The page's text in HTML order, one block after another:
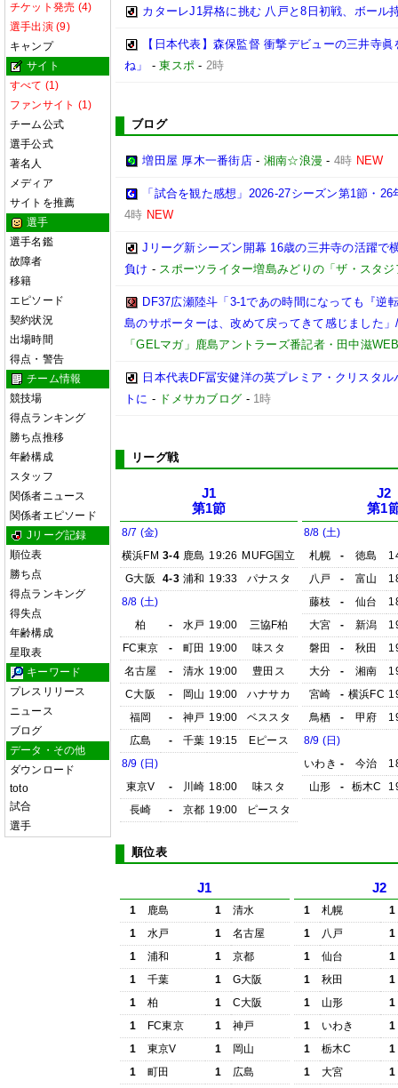
チケット発売 (4)
選手出演 (9)
キャンプ
サイト
すべて (1)
ファンサイト (1)
チーム公式
選手公式
著名人
メディア
サイトを推薦
選手
選手名鑑
故障者
移籍
エピソード
契約状況
出場時間
得点・警告
チーム情報
競技場
得点ランキング
勝ち点推移
年齢構成
スタッフ
関係者ニュース
関係者エピソード
Jリーグ記録
順位表
勝ち点
得点ランキング
得失点
年齢構成
星取表
キーワード
プレスリリース
ニュース
ブログ
データ・その他
ダウンロード
toto
試合
選手
カターレJ1昇格に挑む 八戸と8日初戦、ボール
【日本代表】森保監督 衝撃デビューの三井寺
ね」
-東スポ - 2時
ブログ
増田屋 厚木一番街店- 湘南☆浪漫 - 4時 NEW
「試合を観た感想」2026-27シーズン第1節・
4時 NEW
Jリーグ新シーズン開幕 16歳の三井寺の活躍で
負け - スポーツライター増島みどりの「ザ・スタジ
DF37広瀬陸斗「3-1であの時間になっても『逆
島のサポーターは、改めて戻ってきて感じました
「GELマガ」鹿島アントラーズ番記者・田中滋
日本代表DF冨安健洋の英プレミア・クリスタ
トに - ドメサカブログ - 1時
リーグ戦
J1
第1節
8/7 (金)
横浜FM 3-4 鹿島 19:26 MUFG国立
G大阪
4-3 浦和 19:33
パナスタ
8/8 (土)
柏
- 水戸 19:00
三協F柏
FC東京
- 町田 19:00
味スタ
名古屋
- 清水 19:00
豊田ス
C大阪
- 岡山 19:00
ハナサカ
福岡
- 神戸 19:00
ベススタ
広島
- 千葉 19:15
Eピース
8/9 (日)
東京V
- 川崎 18:00
味スタ
長崎
- 京都 19:00 ピースタ
J2
第1
8/8 (土)
札幌
- 徳島
八戸
- 富山
藤枝
- 仙台
大宮
- 新潟
磐田
- 秋田
大分
- 湘南
宮崎
- 横浜FC
鳥栖
- 甲府
8/9 (日)
いわき - 今治
山形
- 栃木C
順位表
J1
1 鹿島 1
清水
1
水戸 1
名古屋
1
浦和 1
京都
1
千葉 1
G大阪
1
柏 1
C大阪
1
FC東京 1
神戸
1
東京V 1
岡山
1
町田 1
広島
J2
1 札幌
1
1
八戸
1
1
仙台
1
1
秋田
1
1
山形
1
1
いわき
1
1
栃木C
1
1
大宮
1